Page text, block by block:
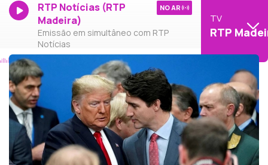
RTP Notícias (RTP
Madeira)
Emissão em simultâneo com RTP
Notícias
NO AR
TV
RTP